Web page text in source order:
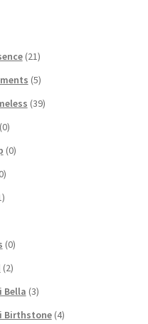
(21)
(5)
(39)
(0)
(0)
(0)
(2)
Bella (3)
Birthstone (4)